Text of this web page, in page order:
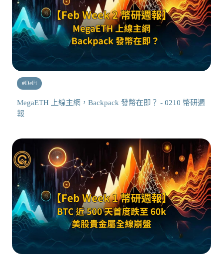
#DeFi
MegaETH 上線主網，Backpack 發幣在即？ - 0210 幣研週
報